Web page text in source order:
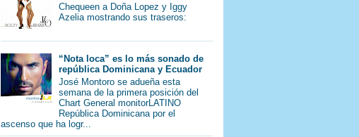
Chequeen a Doña Lopez y Iggy
Azelia mostrando sus traseros:
“Nota loca” es lo más sonado de
república Dominicana y Ecuador
José Montoro se adueña esta
semana de la primera posición del
Chart General monitorLATINO
República Dominicana por el
ascenso que ha logr...